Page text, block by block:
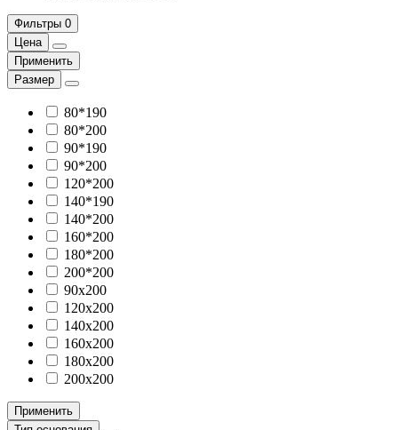
Фильтры 0
Цена
Применить
Размер
80*190
80*200
90*190
90*200
120*200
140*190
140*200
160*200
180*200
200*200
90х200
120х200
140х200
160х200
180х200
200х200
Применить